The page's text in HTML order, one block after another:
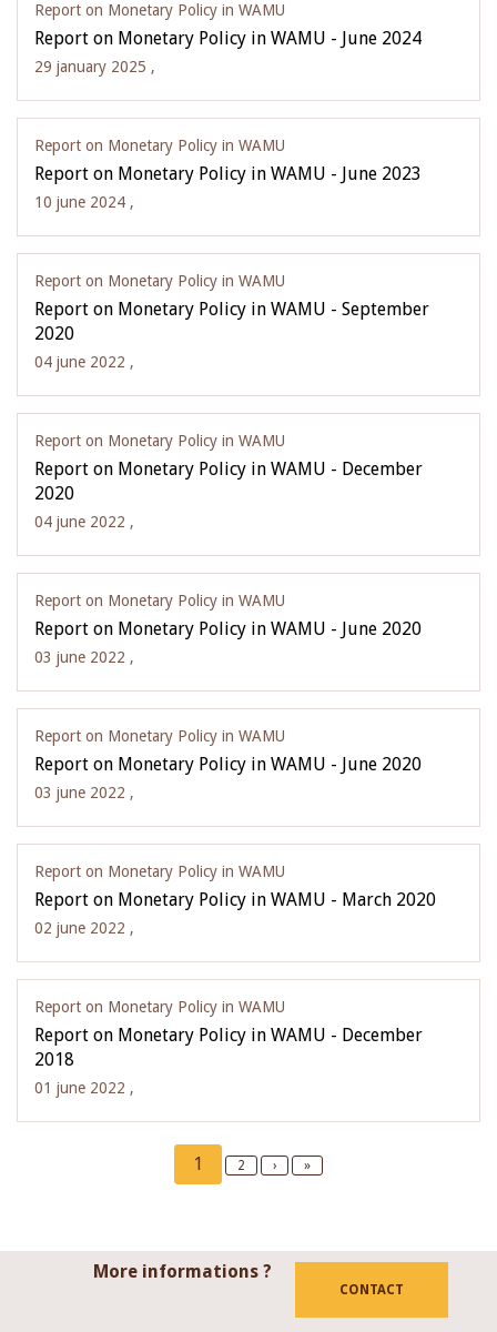
Report on Monetary Policy in WAMU
Report on Monetary Policy in WAMU - June 2024
29 january 2025 ,
Report on Monetary Policy in WAMU
Report on Monetary Policy in WAMU - June 2023
10 june 2024 ,
Report on Monetary Policy in WAMU
Report on Monetary Policy in WAMU - September
2020
04 june 2022 ,
Report on Monetary Policy in WAMU
Report on Monetary Policy in WAMU - December
2020
04 june 2022 ,
Report on Monetary Policy in WAMU
Report on Monetary Policy in WAMU - June 2020
03 june 2022 ,
Report on Monetary Policy in WAMU
Report on Monetary Policy in WAMU - June 2020
03 june 2022 ,
Report on Monetary Policy in WAMU
Report on Monetary Policy in WAMU - March 2020
02 june 2022 ,
Report on Monetary Policy in WAMU
Report on Monetary Policy in WAMU - December
2018
01 june 2022 ,
Current
page
1 Page
2
Next
›
Last
»
More informations ?
CONTACT